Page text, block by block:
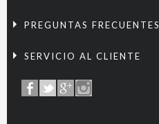
PREGUNTAS FRECUENTES
SERVICIO AL CLIENTE